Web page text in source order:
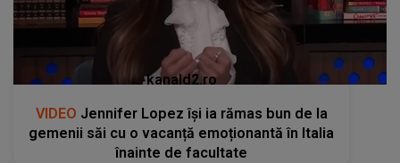
kanald2.ro
VIDEO Jennifer Lopez își ia rămas bun de la
gemenii săi cu o vacanță emoționantă în Italia
înainte de facultate